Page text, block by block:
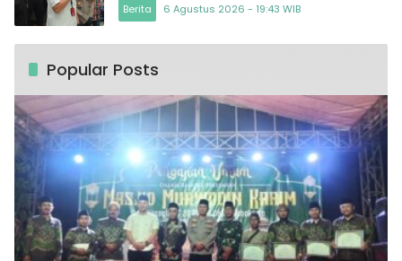
Berita 6 Agustus 2026 - 19:43 WIB
Popular Posts